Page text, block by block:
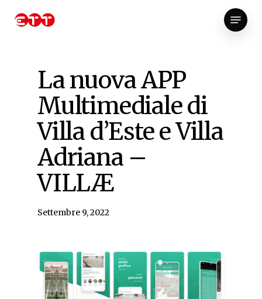
Menu
La nuova APP
Multimediale di
Villa d’Este e Villa
Adriana –
VILLÆ
Settembre 9, 2022